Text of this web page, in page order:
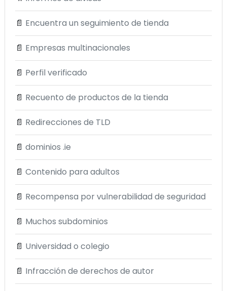
📄 Encuentra un seguimiento de tienda
📄 Empresas multinacionales
📄 Perfil verificado
📄 Recuento de productos de la tienda
📄 Redirecciones de TLD
📄 dominios .ie
📄 Contenido para adultos
📄 Recompensa por vulnerabilidad de seguridad
📄 Muchos subdominios
📄 Universidad o colegio
📄 Infracción de derechos de autor